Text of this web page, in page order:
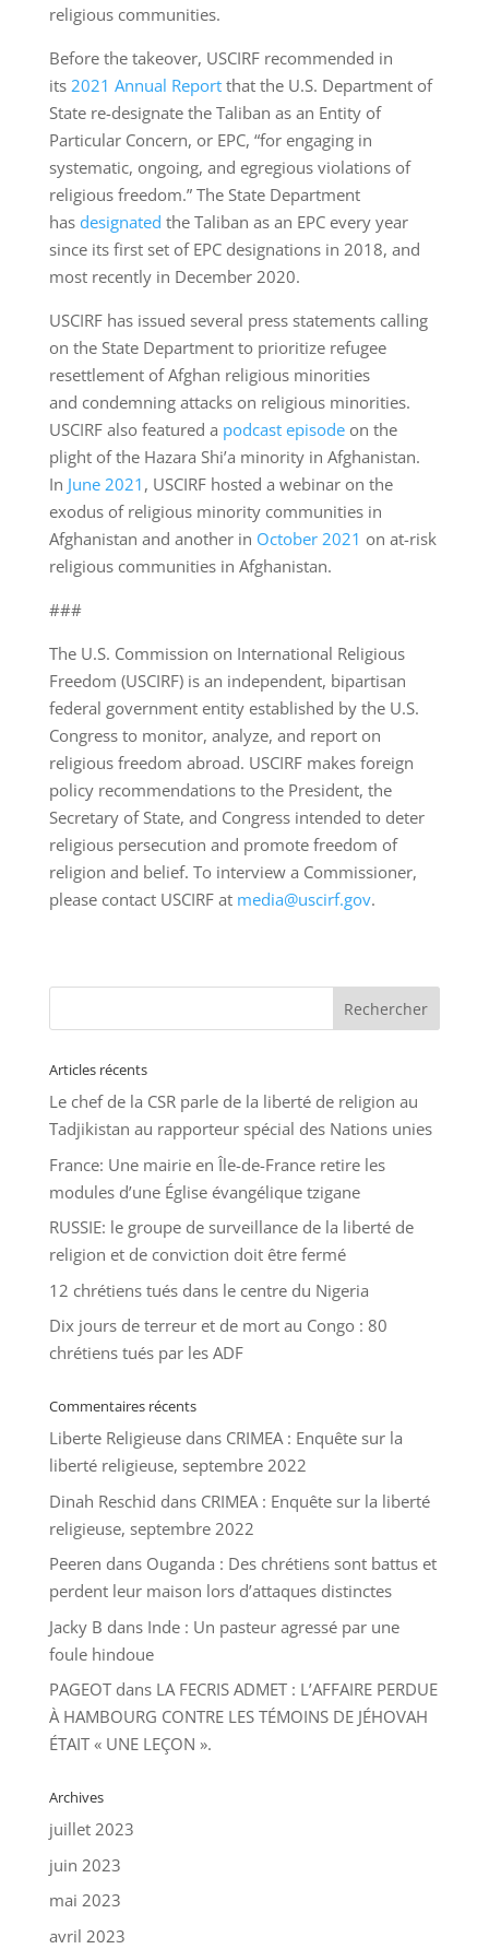
religious communities.
Before the takeover, USCIRF recommended in
its 2021 Annual Reportthat the U.S. Department of
State re-designate the Taliban as an Entity of
Particular Concern, or EPC, “for engaging in
systematic, ongoing, and egregious violations of
religious freedom.” The State Department
has designated the Taliban as an EPC every year
since its first set of EPC designations in 2018, and
most recently in December 2020.
USCIRF has issued several press statements calling
on the State Department to prioritize refugee
resettlement of Afghan religious minorities
and condemning attacks on religious minorities.
USCIRF also featured a podcast episodeon the
plight of the Hazara Shi’a minority in Afghanistan.
In June 2021 , USCIRF hosted a webinar on the
exodus of religious minority communities in
Afghanistan and another in October 2021 on at-risk
religious communities in Afghanistan.
###
The U.S. Commission on International Religious
Freedom (USCIRF) is an independent, bipartisan
federal government entity established by the U.S.
Congress to monitor, analyze, and report on
religious freedom abroad. USCIRF makes foreign
policy recommendations to the President, the
Secretary of State, and Congress intended to deter
religious persecution and promote freedom of
religion and belief. To interview a Commissioner,
please contact USCIRF at media@uscirf.gov.
Articles récents
Le chef de la CSR parle de la liberté de religion au
Tadjikistan au rapporteur spécial des Nations unies
France: Une mairie en Île-de-France retire les
modules d’une Église évangélique tzigane
RUSSIE: le groupe de surveillance de la liberté de
religion et de conviction doit être fermé
12 chrétiens tués dans le centre du Nigeria
Dix jours de terreur et de mort au Congo : 80
chrétiens tués par les ADF
Commentaires récents
Liberte Religieusedans CRIMEA : Enquête sur la
liberté religieuse, septembre 2022
Dinah Reschid dans CRIMEA : Enquête sur la liberté
religieuse, septembre 2022
Peeren dans Ouganda : Des chrétiens sont battus et
perdent leur maison lors d’attaques distinctes
Jacky B dans Inde : Un pasteur agressé par une
foule hindoue
PAGEOTdans LA FECRIS ADMET : L’AFFAIRE PERDUE
À HAMBOURG CONTRE LES TÉMOINS DE JÉHOVAH
ÉTAIT « UNE LEÇON ».
Archives
juillet 2023
juin 2023
mai 2023
avril 2023